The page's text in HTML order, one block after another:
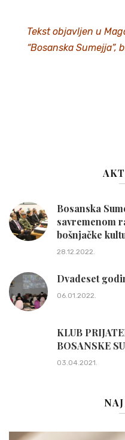
Tekst objavljen u
“Bosanska Sumejja”,
Bosanska
savremenom
bošnjačke
28.12.2022.
Dvadeset
06.01.2022.
KLUB
BOSANSKE
03.04.2021.